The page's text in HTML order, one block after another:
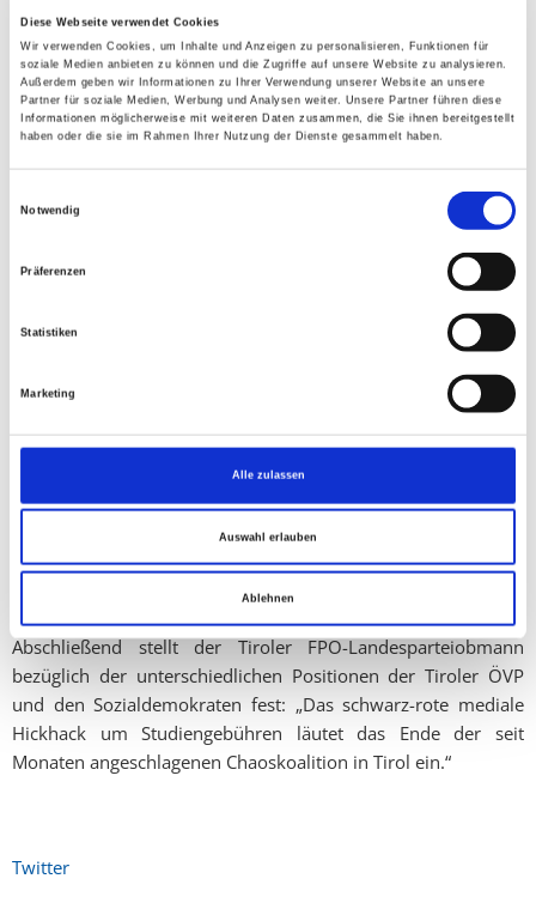
Diese Webseite verwendet Cookies
Wir verwenden Cookies, um Inhalte und Anzeigen zu personalisieren, Funktionen für
soziale Medien anbieten zu können und die Zugriffe auf unsere Website zu analysieren.
Außerdem geben wir Informationen zu Ihrer Verwendung unserer Website an unsere
Partner für soziale Medien, Werbung und Analysen weiter. Unsere Partner führen diese
Informationen möglicherweise mit weiteren Daten zusammen, die Sie ihnen bereitgestellt
haben oder die sie im Rahmen Ihrer Nutzung der Dienste gesammelt haben.
Notwendig
Präferenzen
Statistiken
Marketing
Alle zulassen
Auswahl erlauben
Ablehnen
Die jüngsten Aussagen der Tiroler ÖVP-Bildungslandesrätin
Dr. Cornelia Hagele hinsichtlich Studiengebühren. Wörtlich
wird sie zitiert; „Unis sollten autonom ‚moderate und sozial
abgefederte Studienbeiträge‘ einheben können“, nimmt der
Tiroler FPÖ-Landesparteiobmann KO LAbg. Mag. Markus
Abwerzger zum Anlass wiederholt die Studienbedingungen zu
kritisieren: „Qualität und Angebot passen oftmals nicht
Kapazitäten betrifft“, stellt Mag. Abwerzger eingangs fest.
Eine ersthafte seriöse Diskussion um Studiengebühren müsse
für den Tiroler FPÖ-Chef erlaubt sein: „Wenn
müssen den Universtäten zu Gute kommen“, stellt Mag.
Abschließend stellt der Tiroler FPÖ-Landesparteiobmann
bezüglich der unterschiedlichen Positionen der Tiroler ÖVP
und den Sozialdemokraten fest: „Das schwarz-rote mediale
Hickhack um Studiengebühren läutet das Ende der seit
Monaten angeschlagenen Chaoskoalition in Tirol ein.“
Twitter